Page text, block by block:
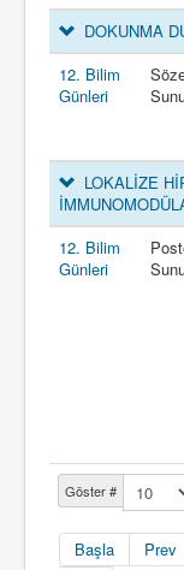
Göster #
Başla Prev
DOKUNMA
12. Bilim
Günleri
LOKALİZE
12. Bilim
Günleri